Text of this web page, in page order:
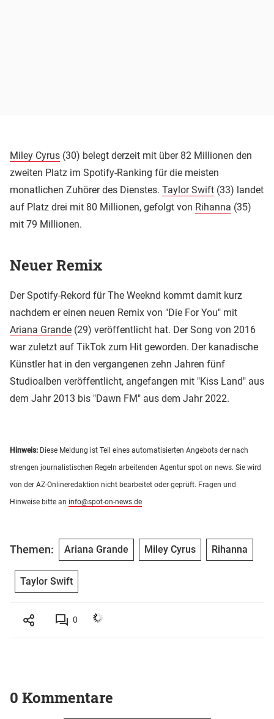
Miley Cyrus (30) belegt derzeit mit über 82 Millionen den
zweiten Platz im Spotify-Ranking für die meisten
monatlichen Zuhörer des Dienstes. Taylor Swift (33) landet
auf Platz drei mit 80 Millionen, gefolgt von Rihanna (35)
mit 79 Millionen.
Neuer Remix
Der Spotify-Rekord für The Weeknd kommt damit kurz
nachdem er einen neuen Remix von "Die For You" mit
Ariana Grande (29) veröffentlicht hat. Der Song von 2016
war zuletzt auf TikTok zum Hit geworden. Der kanadische
Künstler hat in den vergangenen zehn Jahren fünf
Studioalben veröffentlicht, angefangen mit "Kiss Land" aus
dem Jahr 2013 bis "Dawn FM" aus dem Jahr 2022.
Hinweis: Diese Meldung ist Teil eines automatisierten Angebots der nach
strengen journalistischen Regeln arbeitenden Agentur spot on news. Sie wird
von der AZ-Onlineredaktion nicht bearbeitet oder geprüft. Fragen und
Hinweise bitte an info@spot-on-news.de
Themen: Ariana Grande Miley Cyrus Rihanna
Taylor Swift
0
0 Kommentare